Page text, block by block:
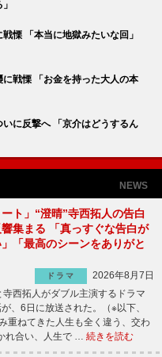
慄 「本当に地獄みたいな回」
に戦慄 「お金を持った大人の本
いに反撃へ 「京介はどうするん
NEWS
ート」“澄晴”寺西拓人の告白
集まる 「真っすぐな告白が
「最高のシーンをありがと
ドラマ
2026年8月7日
西拓人がダブル主演するドラマ
、6日に放送された。（※以下、
ねてきた人生も全く違う、交わ
れ合い、人生で … 続きを読む